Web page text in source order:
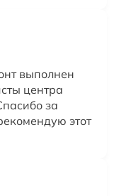
выполнен
центра
за
этот